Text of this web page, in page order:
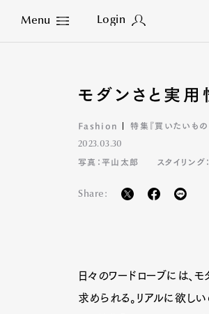
Menu Login
Close
モダンさと実
Fashion 特集『買いたいもの
2023.03.30
写真：平山太郎 スタイリング
Share:
日々のワードローブには、
求められる。リアルに欲し